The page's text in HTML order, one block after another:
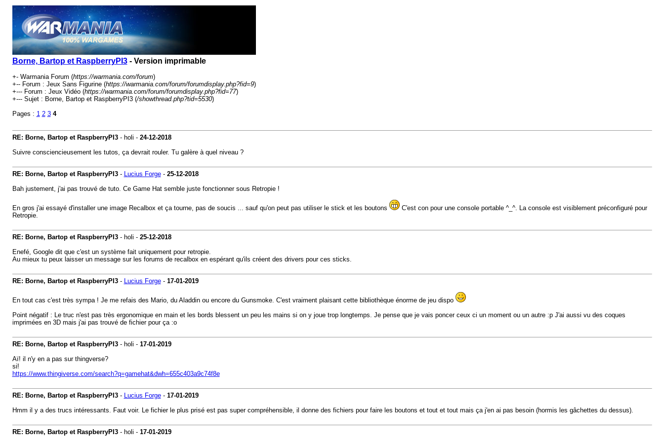
Borne, Bartop et RaspberryPI3- Version imprimable
+- Warmania Forum (https://warmania.com/forum)
+-- Forum : Jeux Sans Figurine (https://warmania.com/forum/forumdisplay.php?fid=9)
+--- Forum : Jeux Vidéo (https://warmania.com/forum/forumdisplay.php?fid=77)
+--- Sujet : Borne, Bartop et RaspberryPI3 (/showthread.php?tid=5530)
Pages : 1 2 3 4
RE: Borne, Bartop et RaspberryPI3- holi - 24-12-2018
Suivre consciencieusement les tutos, ça devrait rouler. Tu galère à quel niveau ?
RE: Borne, Bartop et RaspberryPI3- Lucius Forge- 25-12-2018
Bah justement, j'ai pas trouvé de tuto. Ce Game Hat semble juste fonctionner sous Retropie !
En gros j'ai essayé d'installer une image Recalbox et ça tourne, pas de soucis ... sauf qu'on peut pas utiliser le stick et les boutons
C'est con pour une console portable ^_^. La console est visiblement préconfiguré pour
Retropie.
RE: Borne, Bartop et RaspberryPI3- holi - 25-12-2018
Enefé, Google dit que c'est un système fait uniquement pour retropie.
Au mieux tu peux laisser un message sur les forums de recalbox en espérant qu'ils créent des drivers pour ces sticks.
RE: Borne, Bartop et RaspberryPI3- Lucius Forge- 17-01-2019
En tout cas c'est très sympa ! Je me refais des Mario, du Aladdin ou encore du Gunsmoke. C'est vraiment plaisant cette bibliothèque énorme de jeu dispo
Point négatif : Le truc n'est pas très ergonomique en main et les bords blessent un peu les mains si on y joue trop longtemps. Je pense que je vais poncer ceux ci un moment ou un autre :p J'ai aussi vu des coques
imprimées en 3D mais j'ai pas trouvé de fichier pour ça :o
RE: Borne, Bartop et RaspberryPI3- holi - 17-01-2019
Aï! il n'y en a pas sur thingverse?
si!
https://www.thingiverse.com/search?q=gamehat&dwh=655c403a9c74f8e
RE: Borne, Bartop et RaspberryPI3- Lucius Forge- 17-01-2019
Hmm il y a des trucs intéressants. Faut voir. Le fichier le plus prisé est pas super compréhensible, il donne des fichiers pour faire les boutons et tout et tout mais ça j'en ai pas besoin (hormis les gâchettes du dessus).
RE: Borne, Bartop et RaspberryPI3- holi - 17-01-2019